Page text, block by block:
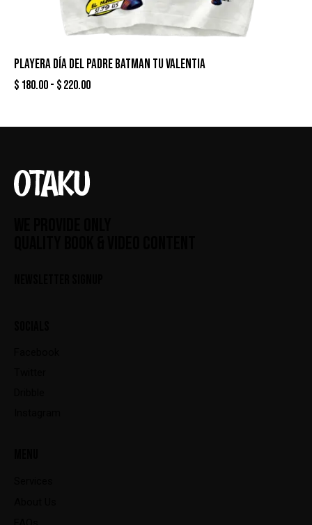
PLAYERA DÍA DEL PADRE BATMAN TU VALENTIA
$ 180.00- $220.00